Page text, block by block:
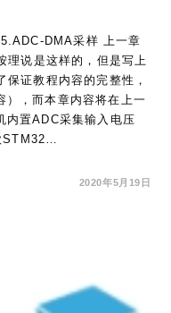
DMA采样 上一章
理说是这样的，但是写上
证教程内容的完整性，
），而本章内容将在上一
内置ADC采集输入电压
2020年5月19日